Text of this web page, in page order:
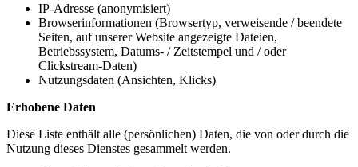
IP-Adresse (anonymisiert)
Browserinformationen (Browsertyp, verweisende / beendete
Seiten, auf unserer Website angezeigte Dateien,
Betriebssystem, Datums- / Zeitstempel und / oder
Clickstream-Daten)
Nutzungsdaten (Ansichten, Klicks)
Erhobene Daten
Diese Liste enthält alle (persönlichen) Daten, die von oder durch die
Nutzung dieses Dienstes gesammelt werden.